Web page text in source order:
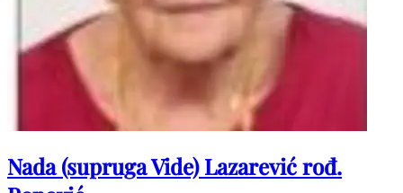
Nada (supruga Vide) Lazarević rođ.